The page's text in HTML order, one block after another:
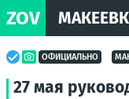
ZOV
ОФИЦИАЛЬНО
27 мая